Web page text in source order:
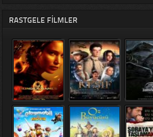
RASTGELE FILMLER